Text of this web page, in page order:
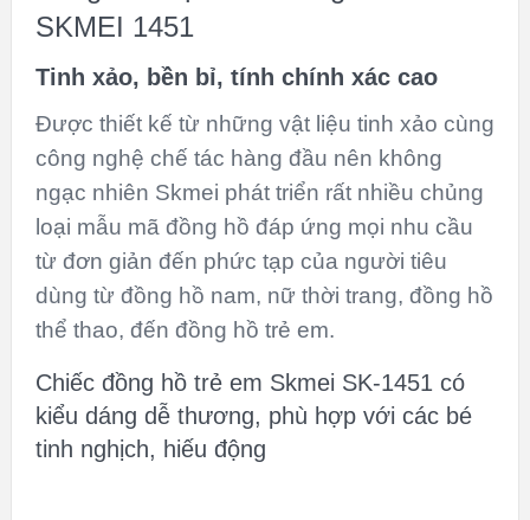
SKMEI 1451
Tinh xảo, bền bỉ, tính chính xác cao
Được thiết kế từ những vật liệu tinh xảo cùng
công nghệ chế tác hàng đầu nên không
ngạc nhiên Skmei phát triển rất nhiều chủng
loại mẫu mã đồng hồ đáp ứng mọi nhu cầu
từ đơn giản đến phức tạp của người tiêu
dùng từ đồng hồ nam, nữ thời trang, đồng hồ
thể thao, đến đồng hồ trẻ em.
Chiếc đồng hồ trẻ em Skmei SK-1451 có
kiểu dáng dễ thương, phù hợp với các bé
tinh nghịch, hiếu động